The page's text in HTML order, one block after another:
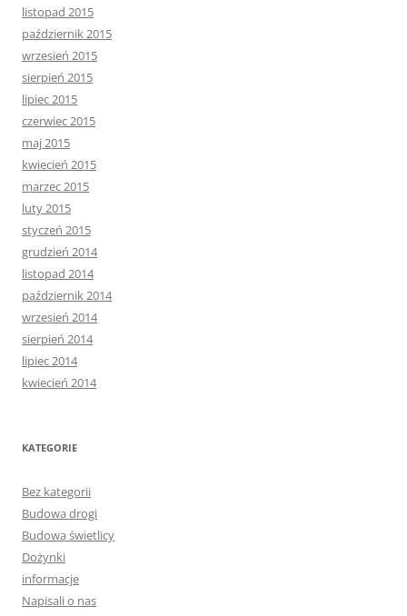
listopad 2015
październik 2015
wrzesień 2015
sierpień 2015
lipiec 2015
czerwiec 2015
maj 2015
kwiecień 2015
marzec 2015
luty 2015
styczeń 2015
grudzień 2014
listopad 2014
październik 2014
wrzesień 2014
sierpień 2014
lipiec 2014
kwiecień 2014
KATEGORIE
Bez kategorii
Budowa drogi
Budowa świetlicy
Dożynki
informacje
Napisali o nas